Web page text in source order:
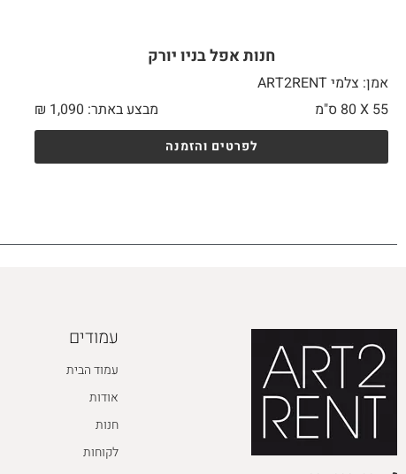
חנות אפל בניו יורק
אמן: צלמי ART2RENT
55 X
מבצע באתר: ₪ 1,090
לפרטים והזמנה
עמודים
עמוד הבית
אודות
חנות
לקוחות